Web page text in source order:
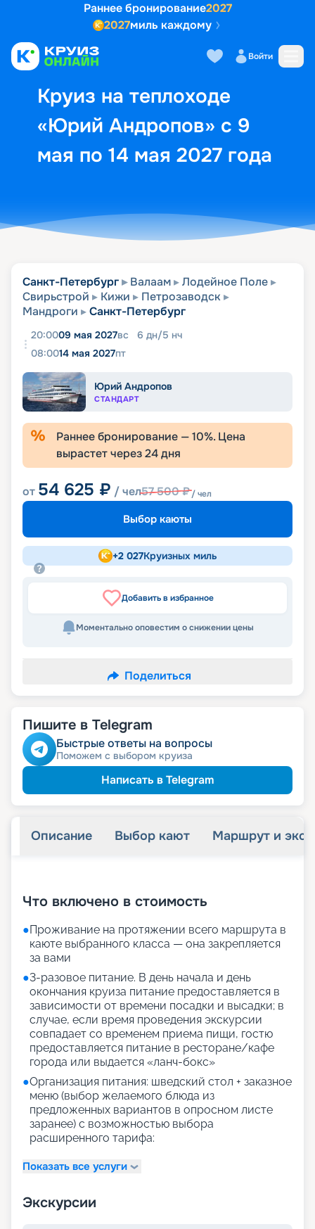
Раннее бронирование2027
2027миль каждому
Войти
Круиз на теплоходе
«Юрий Андропов» с 9
мая по 14 мая 2027 года
Выбор кают Маршрут и
Санкт-Петербург Валаам
Лодейное Поле
Свирьстрой
Кижи
Петрозаводск
Мандроги
Санкт-Петербург
20:0009 мая 2027вс 6 дн/5 нч
08:0014 мая 2027пт
Юрий Андропов
СТАНДАРТ
Раннее бронирование —10%. Цена
вырастет через24дня
от 54 625 ₽ / чел57 500₽/ чел
Выбор каюты
+2 027Круизных миль
Добавить в избранное
Моментально оповестим о снижении цены
Поделиться
Пишите в Telegram
Быстрые ответы на вопросы
Поможем с выбором круиза
Написать в Telegram
Описание Выбор кают Маршрут и
Что включено в стоимость
●Проживание на протяжении всего маршрута в
каюте выбранного класса — она закрепляется
за вами
●3-разовое питание. В день начала и день
окончания круиза питание предоставляется в
зависимости от времени посадки и высадки; в
случае, если время проведения экскурсии
совпадает со временем приема пищи, гостю
предоставляется питание в ресторане/кафе
города или выдается «ланч-бокс»
●Организация питания: шведский стол + заказное
меню (выбор желаемого блюда из
предложенных вариантов в опросном листе
заранее) с возможностью выбора
расширенного тарифа:
Показать все услуги
Экскурсии